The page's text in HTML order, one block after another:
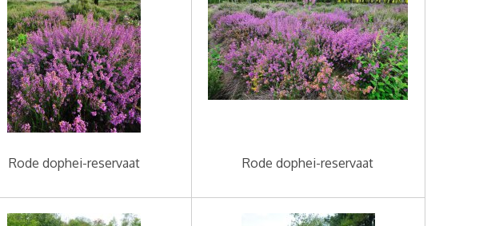
Rode dophei-reservaat Rode dophei-reservaat